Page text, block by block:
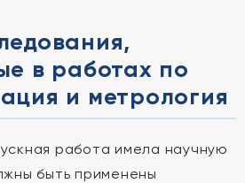
в работах по
и метрология
работа имела научную
быть применены